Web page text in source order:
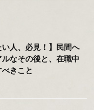
い人、必見！】民間へ
なその後と、在職中
きこと